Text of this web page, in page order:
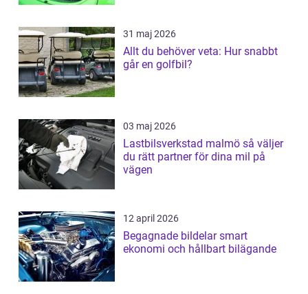
31 maj 2026
Allt du behöver veta: Hur snabbt
går en golfbil?
03 maj 2026
Lastbilsverkstad malmö så väljer
du rätt partner för dina mil på
vägen
12 april 2026
Begagnade bildelar smart
ekonomi och hållbart bilägande